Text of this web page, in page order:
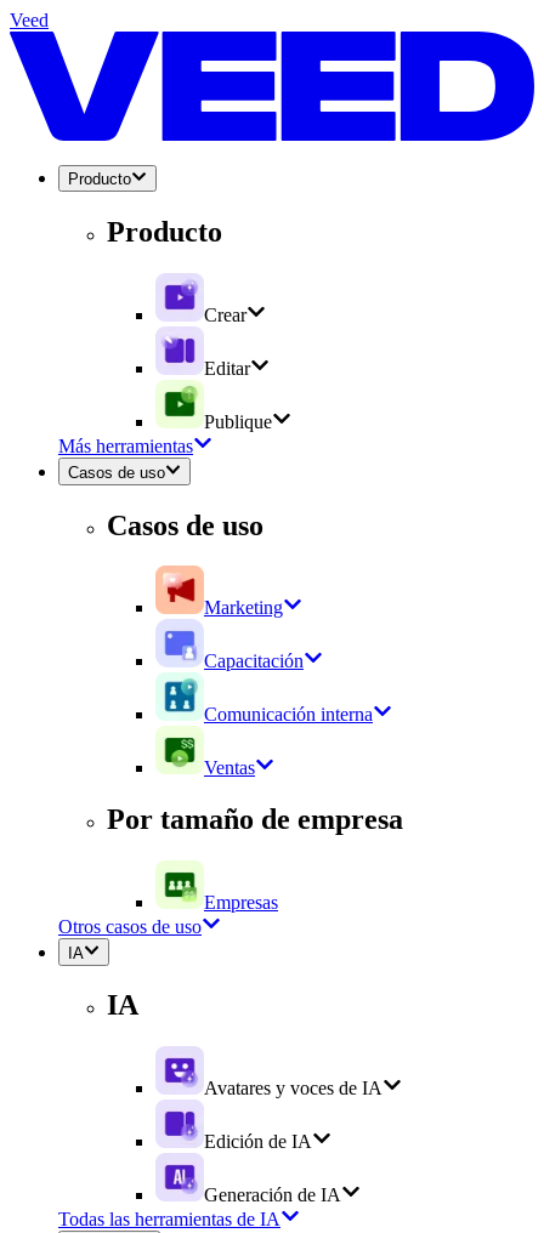
Veed
Producto
Producto
Crear
Editar
Publique
Más herramientas
Casos de uso
Casos de uso
Marketing
Capacitación
Comunicación interna
Ventas
Por tamaño de empresa
Empresas
Otros casos de uso
IA
IA
Avatares y voces de IA
Edición de IA
Generación de IA
Todas las herramientas de IA